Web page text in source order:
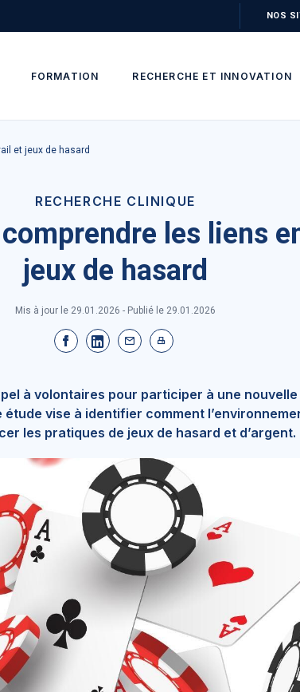
FORMATION RECHERCHE ET INNOVATION
NOS
et jeux de hasard
RECHERCHE CLINIQUE
comprendre les liens
jeux de hasard
Mis à jour le 29.01.2026 - Publié le 29.01.2026
à volontaires pour participer à une
étude vise à identifier comment
les pratiques de jeux de hasard et d’argent.